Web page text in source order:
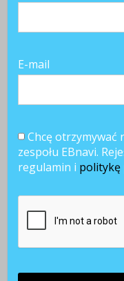
E-mail
Chcę otrzymywać
zespołu EBnavi.
regulamin i politykę